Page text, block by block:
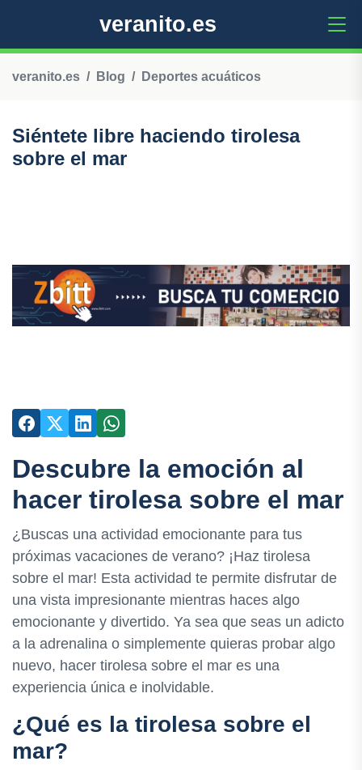
veranito.es
veranito.es Blog Deportes acuáticos
Siéntete libre haciendo tirolesa
sobre el mar
Descubre la emoción al
hacer tirolesa sobre el mar
¿Buscas una actividad emocionante para tus
próximas vacaciones de verano? ¡Haz tirolesa
sobre el mar! Esta actividad te permite disfrutar de
una vista impresionante mientras haces algo
emocionante y divertido. Ya sea que seas un adicto
a la adrenalina o simplemente quieras probar algo
nuevo, hacer tirolesa sobre el mar es una
experiencia única e inolvidable.
¿Qué es la tirolesa sobre el
mar?